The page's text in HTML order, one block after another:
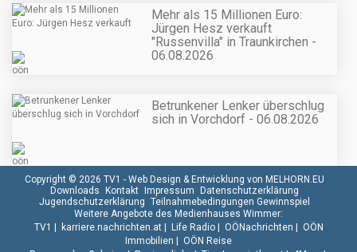
Mehr als 15 Millionen Euro:
Jürgen Hesz verkauft
"Russenvilla" in Traunkirchen -
06.08.2026
Betrunkener Lenker überschlug
sich in Vorchdorf - 06.08.2026
Copyright © 2026 TV1 - Web Design & Entwicklung von MELHORN.EU
Downloads Kontakt Impressum Datenschutzerklärung
Jugendschutzerklärung Teilnahmebedingungen Gewinnspiel
Weitere Angebote des Medienhauses Wimmer:
TV1 | karriere.nachrichten.at| Life Radio| OÖNachrichten | OÖN
Immobilien | OÖN Reise